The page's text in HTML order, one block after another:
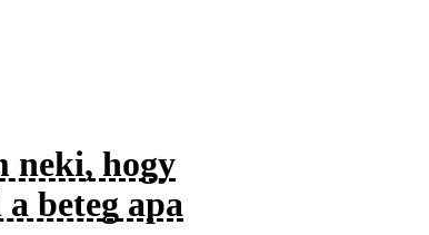
neki, hogy
beteg apa